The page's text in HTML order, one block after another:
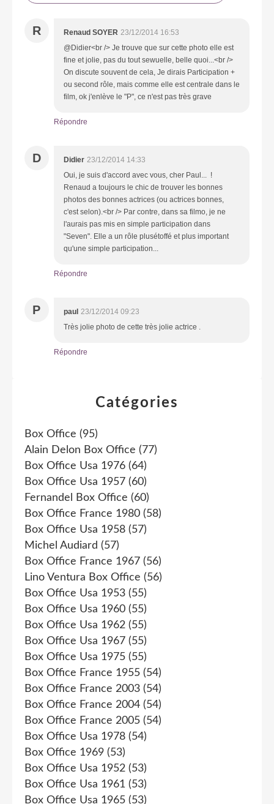
R Renaud SOYER 23/12/2014 16:53
@Didier<br /> Je trouve que sur cette photo elle est
fine et jolie, pas du tout sewuelle, belle quoi...<br />
On discute souvent de cela, Je dirais Participation +
ou second rôle, mais comme elle est centrale dans le
film, ok j'enlève le "P", ce n'est pas très grave
Répondre
D Didier 23/12/2014 14:33
Oui, je suis d'accord avec vous, cher Paul... !
Renaud a toujours le chic de trouver les bonnes
photos des bonnes actrices (ou actrices bonnes,
c'est selon).<br /> Par contre, dans sa filmo, je ne
l'aurais pas mis en simple participation dans
"Seven". Elle a un rôle plusétoffé et plus important
qu'une simple participation...
Répondre
P paul 23/12/2014 09:23
Très jolie photo de cette très jolie actrice .
Répondre
Catégories
Box Office (95)
Alain Delon Box Office (77)
Box Office Usa 1976 (64)
Box Office Usa 1957 (60)
Fernandel Box Office (60)
Box Office France 1980 (58)
Box Office Usa 1958 (57)
Michel Audiard (57)
Box Office France 1967 (56)
Lino Ventura Box Office (56)
Box Office Usa 1953 (55)
Box Office Usa 1960 (55)
Box Office Usa 1962 (55)
Box Office Usa 1967 (55)
Box Office Usa 1975 (55)
Box Office France 1955 (54)
Box Office France 2003 (54)
Box Office France 2004 (54)
Box Office France 2005 (54)
Box Office Usa 1978 (54)
Box Office 1969 (53)
Box Office Usa 1952 (53)
Box Office Usa 1961 (53)
Box Office Usa 1965 (53)